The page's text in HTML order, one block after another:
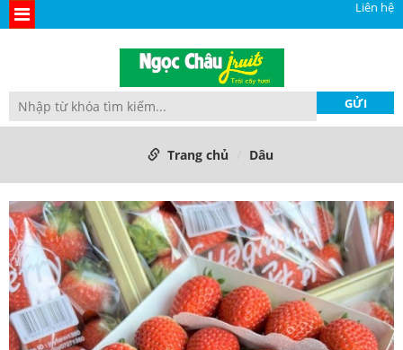
Liên hệ
Trang chủ Dâu